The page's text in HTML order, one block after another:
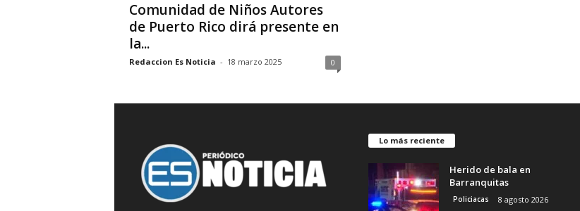
Comunidad de Niños Autores
de Puerto Rico dirá presente en
la...
Redaccion Es Noticia - 18 marzo 2025 0
Lo más reciente
Herido de bala en
Barranquitas
Policiacas 8 agosto 2026